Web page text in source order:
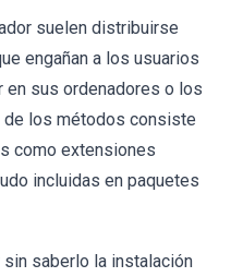
suelen distribuirse
engañan a los usuarios
en sus ordenadores o los
de los métodos consiste
como extensiones
incluidas en paquetes
saberlo la instalación